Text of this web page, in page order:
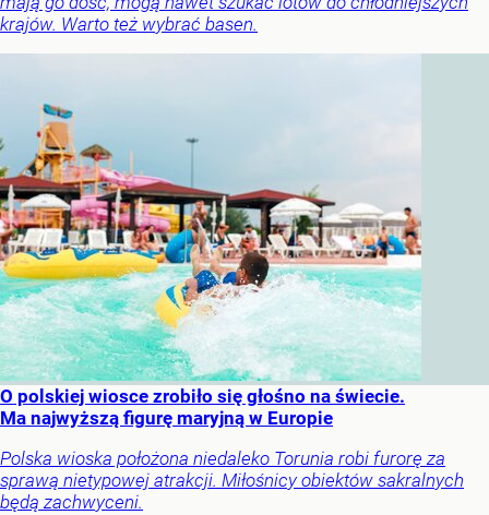
krajów. Warto też wybrać basen.
O polskiej wiosce zrobiło się głośno na świecie.
Ma najwyższą figurę maryjną w Europie
Polska wioska położona niedaleko Torunia robi furorę za
sprawą nietypowej atrakcji. Miłośnicy obiektów sakralnych
będą zachwyceni.